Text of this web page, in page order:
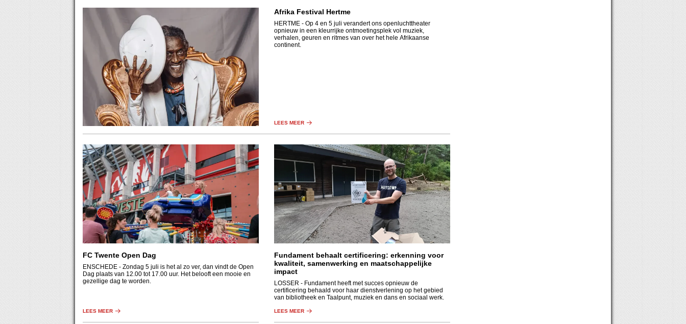
Afrika Festival Hertme
HERTME - Op 4 en 5 juli verandert ons openluchttheater
opnieuw in een kleurrijke ontmoetingsplek vol muziek,
verhalen, geuren en ritmes van over het hele Afrikaanse
continent.
LEES MEER
FC Twente Open Dag
ENSCHEDE - Zondag 5 juli is het al zo ver, dan vindt de Open
Dag plaats van 12.00 tot 17.00 uur. Het belooft een mooie en
gezellige dag te worden.
LEES MEER
Fundament behaalt certificering: erkenning voor
kwaliteit, samenwerking en maatschappelijke
impact
LOSSER - Fundament heeft met succes opnieuw de
certificering behaald voor haar dienstverlening op het gebied
van bibliotheek en Taalpunt, muziek en dans en sociaal werk.
LEES MEER